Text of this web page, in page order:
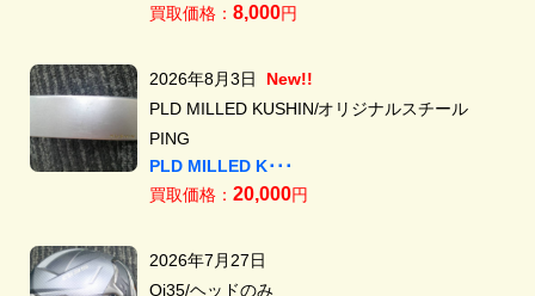
買取価格： 8,000円
2026年8月3日
New!!
PLD MILLED KUSHIN/オリジナルスチール
PING
PLD MILLED K･･･
買取価格： 20,000円
2026年7月27日
Qi35/ヘッドのみ